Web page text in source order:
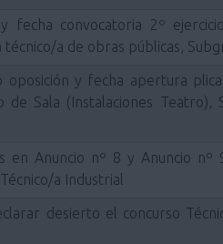
fecha convocatoria 2º
a de obras públicas,
oposición y fecha apertura
Sala (Instalaciones Teatro),
en Anuncio nº 8 y Anuncio nº
a Industrial
desierto el concurso